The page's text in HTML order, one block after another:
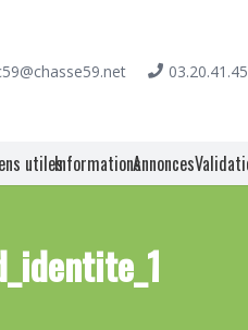
utilesInformationsAnnonces